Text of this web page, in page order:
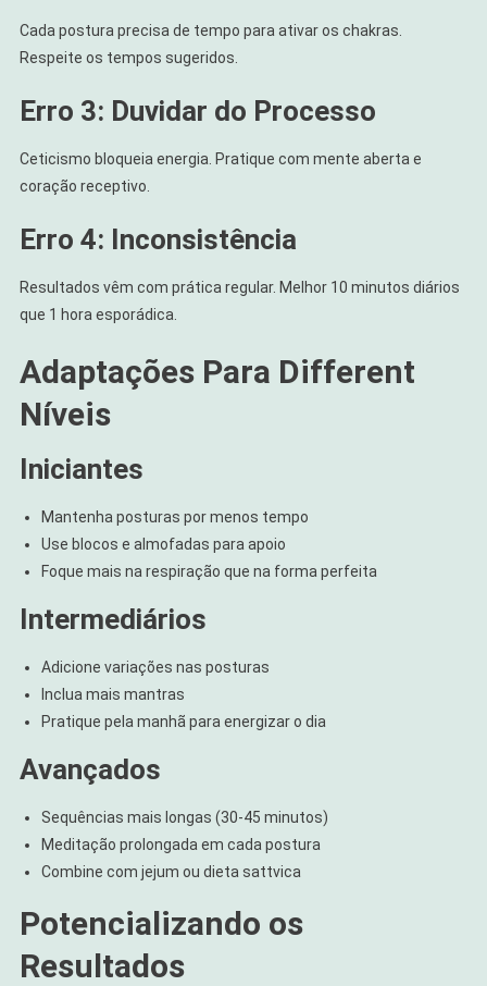
Cada postura precisa de tempo para ativar os chakras.
Respeite os tempos sugeridos.
Erro 3: Duvidar do Processo
Ceticismo bloqueia energia. Pratique com mente aberta e
coração receptivo.
Erro 4: Inconsistência
Resultados vêm com prática regular. Melhor 10 minutos diários
que 1 hora esporádica.
Adaptações Para Different
Níveis
Iniciantes
Mantenha posturas por menos tempo
Use blocos e almofadas para apoio
Foque mais na respiração que na forma perfeita
Intermediários
Adicione variações nas posturas
Inclua mais mantras
Pratique pela manhã para energizar o dia
Avançados
Sequências mais longas (30-45 minutos)
Meditação prolongada em cada postura
Combine com jejum ou dieta sattvica
Potencializando os
Resultados